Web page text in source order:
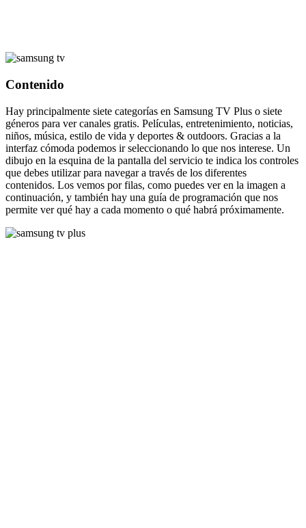
Contenido
Hay principalmente siete categorías en Samsung TV Plus o siete
géneros para ver canales gratis. Películas, entretenimiento, noticias,
niños, música, estilo de vida y deportes & outdoors. Gracias a la
interfaz cómoda podemos ir seleccionando lo que nos interese. Un
dibujo en la esquina de la pantalla del servicio te indica los controles
que debes utilizar para navegar a través de los diferentes
contenidos. Los vemos por filas, como puedes ver en la imagen a
continuación, y también hay una guía de programación que nos
permite ver qué hay a cada momento o qué habrá próximamente.